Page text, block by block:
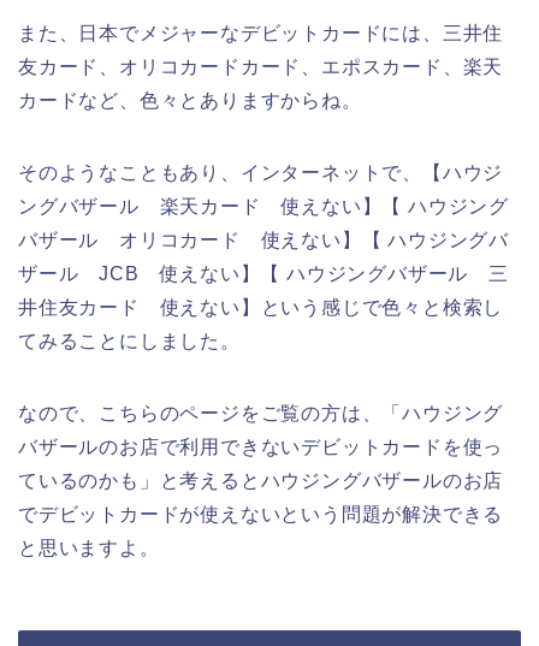
また、日本でメジャーなデビットカードには、三井住
友カード、オリコカードカード、エポスカード、楽天
カードなど、色々とありますからね。
そのようなこともあり、インターネットで、【ハウジ
ングバザール 楽天カード 使えない】【 ハウジング
バザール オリコカード 使えない】【 ハウジングバ
ザール JCB 使えない】【 ハウジングバザール 三
井住友カード 使えない】という感じで色々と検索し
てみることにしました。
なので、こちらのページをご覧の方は、「ハウジング
バザールのお店で利用できないデビットカードを使っ
ているのかも」と考えるとハウジングバザールのお店
でデビットカードが使えないという問題が解決できる
と思いますよ。